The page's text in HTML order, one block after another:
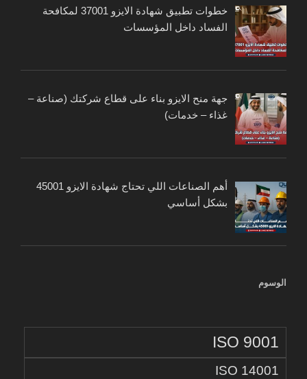
خطوات تطبيق شهادة الايزو 37001 لمكافحة
الفساد داخل المؤسسات
جهة منح الايزو بناء على قطاع شركتك (صناعة –
غذاء – خدمات)
أهم الصناعات اللي تحتاج شهادة الايزو 45001
بشكل أساسي
الوسوم
ISO 9001
ISO 14001